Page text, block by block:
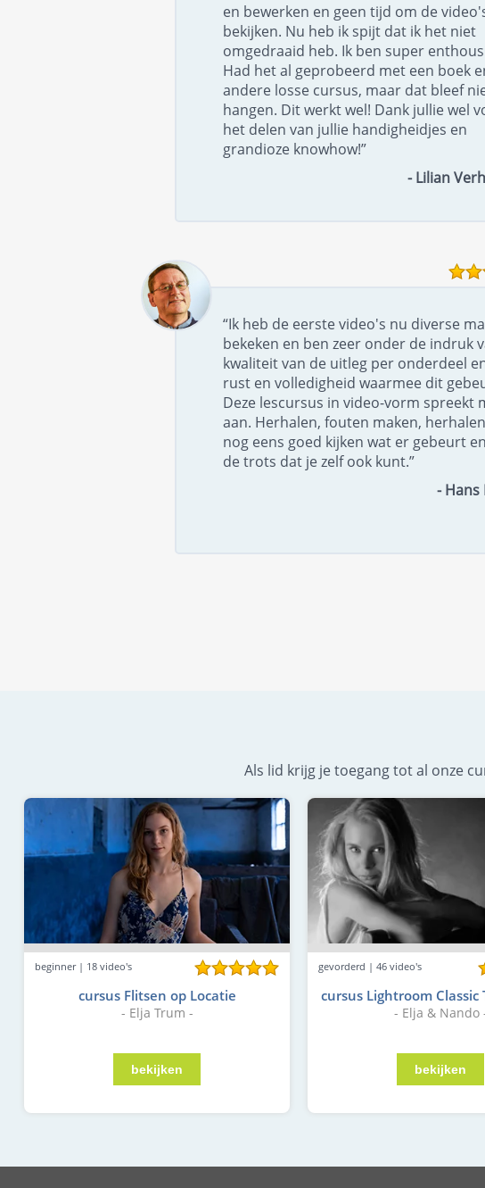
en bewerken en geen tijd om de
bekijken. Nu heb ik spijt dat ik het niet
omgedraaid heb. Ik ben super
Had het al geprobeerd met een boek
andere losse cursus, maar dat bleef
hangen. Dit werkt wel! Dank jullie wel
het delen van jullie handigheidjes en
grandioze knowhow!”
- Lilian
“Ik heb de eerste video's nu diverse
bekeken en ben zeer onder de indruk
kwaliteit van de uitleg per onderdeel
rust en volledigheid waarmee dit
Deze lescursus in video-vorm spreekt
aan. Herhalen, fouten maken,
nog eens goed kijken wat er gebeurt
de trots dat je zelf ook kunt.”
- Hans
Als lid krijg je toegang tot al onze
beginner | 18 video's
cursus Flitsen op Locatie
- Elja Trum -
gevorderd | 46 video's
cursus Lightroom Classic
- Elja & Nando